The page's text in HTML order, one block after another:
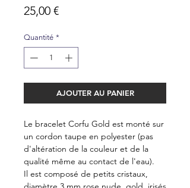
25,00 €Prix
Quantité *
AJOUTER AU PANIER
Le bracelet Corfu Gold est monté sur
un cordon taupe en polyester (pas
d'altération de la couleur et de la
qualité même au contact de l'eau).
Il est composé de petits cristaux,